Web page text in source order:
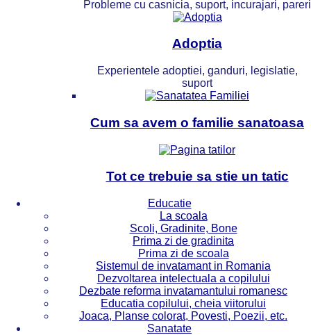
Probleme cu casnicia, suport, incurajari, pareri
Adoptia
Experientele adoptiei, ganduri, legislatie,
suport
Cum sa avem o familie sanatoasa
Tot ce trebuie sa stie un tatic
Educatie
La scoala
Scoli, Gradinite, Bone
Prima zi de gradinita
Prima zi de scoala
Sistemul de invatamant in Romania
Dezvoltarea intelectuala a copilului
Dezbate reforma invatamantului romanesc
Educatia copilului, cheia viitorului
Joaca, Planse colorat, Povesti, Poezii, etc.
Sanatate